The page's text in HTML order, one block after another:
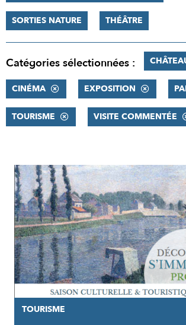
SORTIES NATURE THÉÂTRE
Catégories sélectionnées :
CINÉMA EXPOSITION
TOURISME VISITE COMMENTÉE
RÉSULTATS
TOURISME